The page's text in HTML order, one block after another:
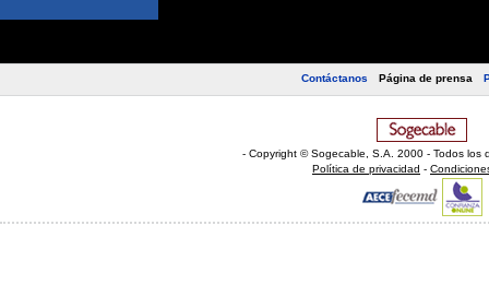
Contáctanos Página de prensa
- Copyright © Sogecable, S.A
2000 - Todos los
Política de privacidad -